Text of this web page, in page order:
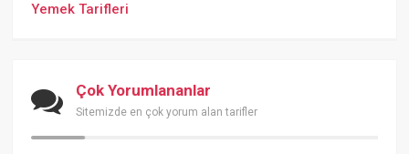
Yemek Tarifleri
Çok Yorumlananlar
Sitemizde en çok yorum alan tarifler